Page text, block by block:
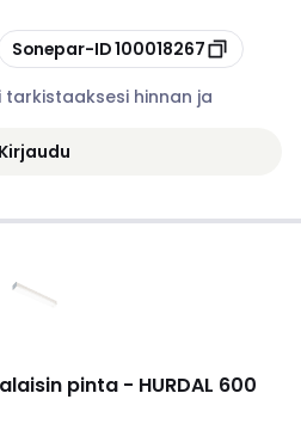
Sonepar-ID100018267
hinnan ja
Kirjaudu
pinta - HURDAL 600